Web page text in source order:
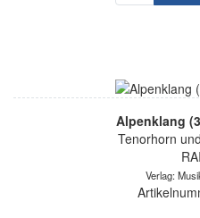
Alpenklang
Tenorhorn
Verlag: